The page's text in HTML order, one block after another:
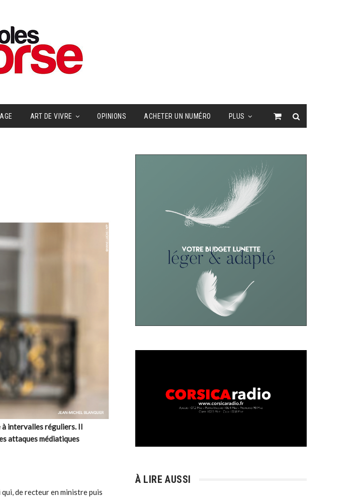
ART DE VIVRE OPINIONS ACHETER UN NUMÉRO PLUS
intervalles réguliers. Il
attaques médiatiques
de recteur en ministre puis
À LIRE AUSSI